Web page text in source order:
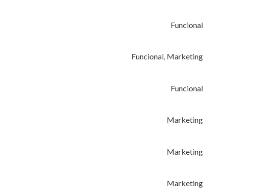
Funcional
Funcional, Marketing
Funcional
Marketing
Marketing
Marketing